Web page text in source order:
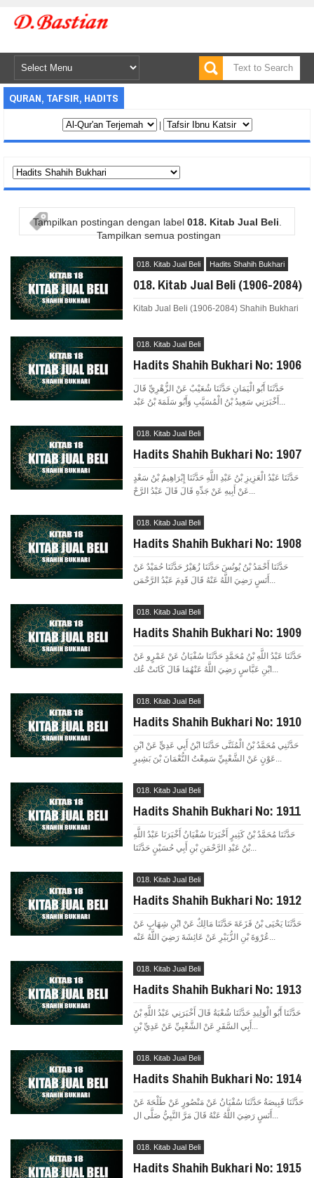
QURAN, TAFSIR, HADITS
Tampilkan postingan dengan label 018. Kitab Jual Beli
Tampilkan semua postingan
018. Kitab Jual Beli Hadits Shahih Bukhari
018. Kitab Jual Beli (1906-2084)
Kitab Jual Beli (1906-2084) Shahih Bukhari
018. Kitab Jual Beli
Hadits Shahih Bukhari No: 1906
حَدَّثَنَا أَبُو الْيَمَانِ حَدَّثَنَا شُعَيْبٌ عَنْ الزُّهْرِيِّ قَالَ
أَخْبَرَنِي سَعِيدُ بْنُ الْمُسَيَّبِ وَأَبُو سَلَمَةَ بْنُ عَبْد...
018. Kitab Jual Beli
Hadits Shahih Bukhari No: 1907
حَدَّثَنَا عَبْدُ الْعَزِيزِ بْنُ عَبْدِ اللَّهِ حَدَّثَنَا إِبْرَاهِيمُ بْنُ سَعْدٍ
عَنْ أَبِيهِ عَنْ جَدِّهِ قَالَ قَالَ عَبْدُ الرَّحْ...
018. Kitab Jual Beli
Hadits Shahih Bukhari No: 1908
حَدَّثَنَا أَحْمَدُ بْنُ يُونُسَ حَدَّثَنَا زُهَيْرٌ حَدَّثَنَا حُمَيْدٌ عَنْ
أَنَسٍ رَضِيَ اللَّهُ عَنْهُ قَالَ قَدِمَ عَبْدُ الرَّحْمَن...
018. Kitab Jual Beli
Hadits Shahih Bukhari No: 1909
حَدَّثَنَا عَبْدُ اللَّهِ بْنُ مُحَمَّدٍ حَدَّثَنَا سُفْيَانُ عَنْ عَمْرٍو عَنْ
ابْنِ عَبَّاسٍ رَضِيَ اللَّهُ عَنْهُمَا قَالَ كَانَتْ عُك...
018. Kitab Jual Beli
Hadits Shahih Bukhari No: 1910
حَدَّثَنِي مُحَمَّدُ بْنُ الْمُثَنَّى حَدَّثَنَا ابْنُ أَبِي عَدِيٍّ عَنْ ابْنِ
عَوْنٍ عَنْ الشَّعْبِيِّ سَمِعْتُ النُّعْمَانَ بْنَ بَشِيرٍ...
018. Kitab Jual Beli
Hadits Shahih Bukhari No: 1911
حَدَّثَنَا مُحَمَّدُ بْنُ كَثِيرٍ أَخْبَرَنَا سُفْيَانُ أَخْبَرَنَا عَبْدُ اللَّهِ
بْنُ عَبْدِ الرَّحْمَنِ بْنِ أَبِي حُسَيْنٍ حَدَّثَنَا...
018. Kitab Jual Beli
Hadits Shahih Bukhari No: 1912
حَدَّثَنَا يَحْيَى بْنُ قَزَعَةَ حَدَّثَنَا مَالِكٌ عَنْ ابْنِ شِهَابٍ عَنْ
عُرْوَةَ بْنِ الزُّبَيْرِ عَنْ عَائِشَةَ رَضِيَ اللَّهُ عَنْه...
018. Kitab Jual Beli
Hadits Shahih Bukhari No: 1913
حَدَّثَنَا أَبُو الْوَلِيدِ حَدَّثَنَا شُعْبَةُ قَالَ أَخْبَرَنِي عَبْدُ اللَّهِ بْنُ
أَبِي السَّفَرِ عَنْ الشَّعْبِيِّ عَنْ عَدِيِّ بْنِ...
018. Kitab Jual Beli
Hadits Shahih Bukhari No: 1914
حَدَّثَنَا قَبِيصَةُ حَدَّثَنَا سُفْيَانُ عَنْ مَنْصُورٍ عَنْ طَلْحَةَ عَنْ
أَنَسٍ رَضِيَ اللَّهُ عَنْهُ قَالَ مَرَّ النَّبِيُّ صَلَّى ال...
018. Kitab Jual Beli
Hadits Shahih Bukhari No: 1915